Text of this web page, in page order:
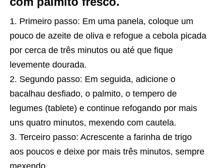
Primeiro passo: Em uma panela, coloque um
pouco de azeite de oliva e refogue a cebola picada
por cerca de três minutos ou até que fique
levemente dourada.
Segundo passo: Em seguida, adicione o
bacalhau desfiado, o palmito, o tempero de
legumes (tablete) e continue refogando por mais
uns quatro minutos, mexendo com cautela.
Terceiro passo: Acrescente a farinha de trigo
aos poucos e deixe por mais três minutos, sempre